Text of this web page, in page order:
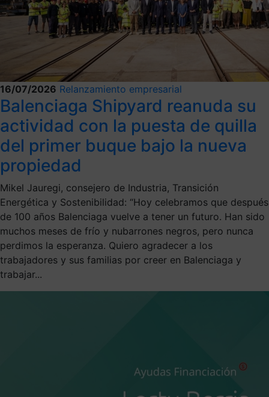
16/07/2026 Relanzamiento empresarial
Balenciaga Shipyard reanuda su
actividad con la puesta de quilla
del primer buque bajo la nueva
propiedad
Mikel Jauregi, consejero de Industria, Transición
Energética y Sostenibilidad: “Hoy celebramos que después
de 100 años Balenciaga vuelve a tener un futuro. Han sido
muchos meses de frío y nubarrones negros, pero nunca
perdimos la esperanza. Quiero agradecer a los
trabajadores y sus familias por creer en Balenciaga y
trabajar...